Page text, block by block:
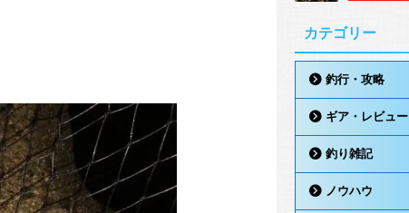
カテゴリー
釣行・攻略
ギア・レビュー
釣り雑記
ノウハウ